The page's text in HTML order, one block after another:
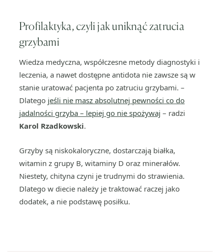
Profilaktyka, czyli jak uniknąć zatrucia
grzybami
Wiedza medyczna, współczesne metody diagnostyki i
leczenia, a nawet dostępne antidota nie zawsze są w
stanie uratować pacjenta po zatruciu grzybami. –
Dlatego jeśli nie masz absolutnej pewności co do
jadalności grzyba – lepiej go nie spożywaj – radzi
Karol Rzadkowski.
Grzyby są niskokaloryczne, dostarczają białka,
witamin z grupy B, witaminy D oraz minerałów.
Niestety, chityna czyni je trudnymi do strawienia.
Dlatego w diecie należy je traktować raczej jako
dodatek, a nie podstawę posiłku.